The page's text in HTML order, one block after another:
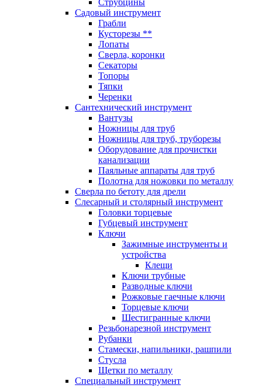
Струбцины
Садовый инструмент
Грабли
Кусторезы **
Лопаты
Сверла, коронки
Секаторы
Топоры
Тяпки
Черенки
Сантехнический инструмент
Вантузы
Ножницы для труб
Ножницы для труб, труборезы
Оборудование для прочистки
канализации
Паяльные аппараты для труб
Полотна для ножовки по металлу
Сверла по бетоту для дрели
Слесарный и столярный инструмент
Головки торцевые
Губцевый инструмент
Ключи
Зажимные инструменты и
устройства
Клещи
Ключи трубные
Разводные ключи
Рожковые гаечные ключи
Торцевые ключи
Шестигранные ключи
Резьбонарезной инструмент
Рубанки
Стамески, напильники, рашпили
Стусла
Щетки по металлу
Специальный инструмент